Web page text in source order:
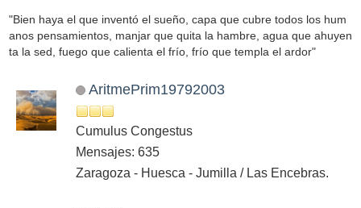
"Bien haya el que inventó el sueño, capa que cubre todos los hum
anos pensamientos, manjar que quita la hambre, agua que ahuyen
ta la sed, fuego que calienta el frío, frío que templa el ardor"
AritmePrim19792003
Cumulus Congestus
Mensajes: 635
Zaragoza - Huesca - Jumilla / Las Encebras.